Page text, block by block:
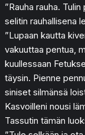
”Rauha rauha.
selitin rauhallisena
”Lupaan kautta
vakuuttaa pentua,
kuullessaan
täysin. Pienne
siniset silmänsä
Kasvoilleni nousi
Tassutin tämän